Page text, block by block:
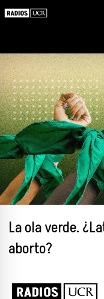
La ola verde.
aborto?